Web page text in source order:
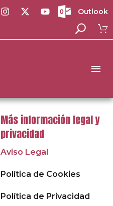
Outlook
Más información legal y
privacidad
Aviso Legal
Política de Cookies
Política de Privacidad